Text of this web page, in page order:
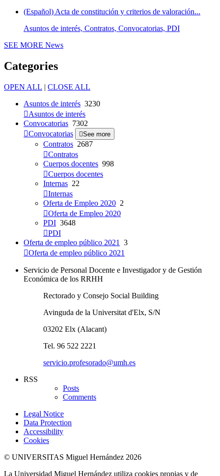
(Español) Acta de constitución y criterios de valoración...
Asuntos de interés, Contratos, Convocatorias, PDI
SEE MORE News
Categories
OPEN ALL | CLOSE ALL
Asuntos de interés 3230
Asuntos de interés
Convocatorias 7302
Convocatorias
See more
Contratos 2687
Contratos
Cuerpos docentes 998
Cuerpos docentes
Internas 22
Internas
Oferta de Empleo 2020 2
Oferta de Empleo 2020
PDI 3648
PDI
Oferta de empleo público 2021
3
Oferta de empleo público 2021
Servicio de Personal Docente e Investigador y de Gestión
Económica de los RRHH
Rectorado y Consejo Social Building
Avinguda de la Universitat d'Elx, S/N
03202 Elx (Alacant)
Tel. 96 522 2221
servicio.profesorado@umh.es
RSS
Posts
Comments
Legal Notice
Data Protection
Accessibility
Cookies
© UNIVERSITAS Miguel Hernández 2026
La Universidad Miguel Hernández utiliza cookies propias y de